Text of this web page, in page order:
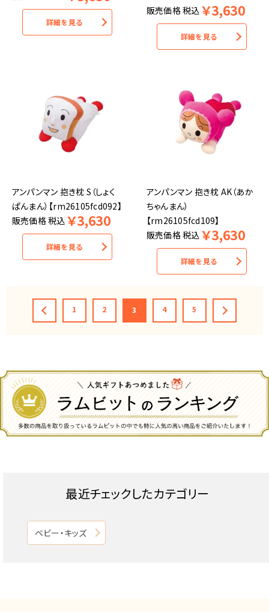
詳細を見る
販売価格税込 ￥3,630
詳細を見る
アンパンマン 抱き枕 S（しょく
ぱんまん）【rm26105fcd092】
販売価格税込 ￥3,630
詳細を見る
アンパンマン 抱き枕 AK（あか
ちゃんまん）
【rm26105fcd109】
販売価格税込 ￥3,630
詳細を見る
1 2 3 4 5
最近チェックしたカテゴリー
ベビー・キッズ